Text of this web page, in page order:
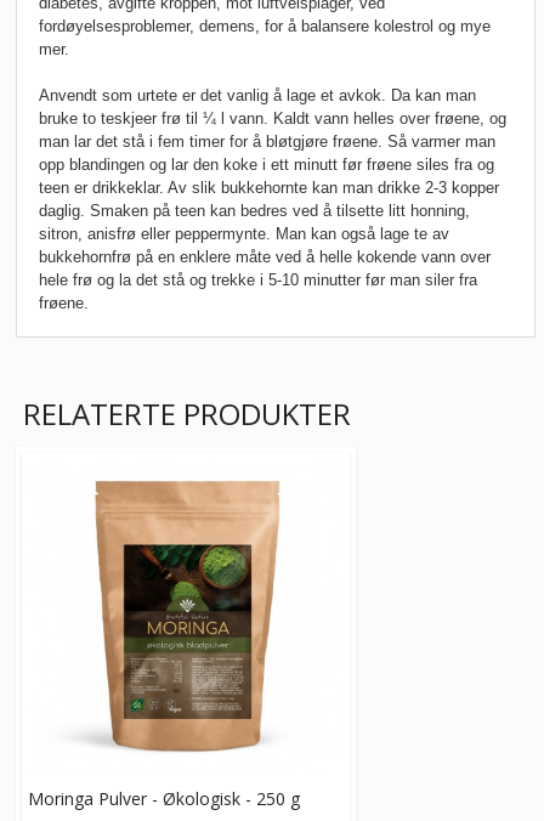
fordøyelsesproblemer, demens, for å balansere kolestrol og mye
mer.
Anvendt som urtete er det vanlig å lage et avkok. Da kan man
bruke to teskjeer frø til ¼ l vann. Kaldt vann helles over frøene, og
man lar det stå i fem timer for å bløtgjøre frøene. Så varmer man
opp blandingen og lar den koke i ett minutt før frøene siles fra og
teen er drikkeklar. Av slik bukkehornte kan man drikke 2-3 kopper
daglig. Smaken på teen kan bedres ved å tilsette litt honning,
sitron, anisfrø eller peppermynte. Man kan også lage te av
bukkehornfrø på en enklere måte ved å helle kokende vann over
hele frø og la det stå og trekke i 5-10 minutter før man siler fra
frøene.
RELATERTE PRODUKTER
Moringa Pulver - Økologisk - 250 g